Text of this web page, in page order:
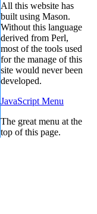
All this website has
built using Mason.
Without this language
derived from Perl,
most of the tools used
for the manage of this
site would never been
developed.
JavaScript Menu
The great menu at the
top of this page.